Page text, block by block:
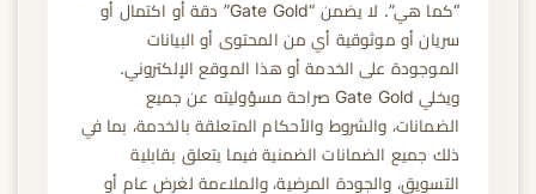
“كما هي”. لا يضمن “Gate Gold” دقة أو اكتمال أو
سريان أو موثوقية أي من المحتوى أو البيانات
الموجودة على الخدمة أو هذا الموقع الإلكتروني.
ويخلي Gate Gold صراحة مسؤوليته عن جميع
الضمانات، والشروط والأحكام المتعلقة بالخدمة، بما في
ذلك جميع الضمانات الضمنية فيما يتعلق بقابلية
التسويق، والجودة المرضية، والملاءمة لغرض عام أو